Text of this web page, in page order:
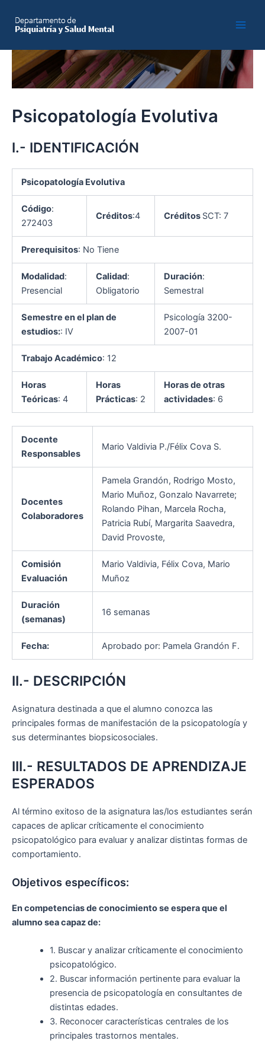
content
Psicopatología Evolutiva
I.- IDENTIFICACIÓN
Psicopatología Evolutiva
Código:
272403
Créditos:4 Créditos SCT: 7
Prerequisitos: No Tiene
Modalidad:
Presencial
Calidad:
Obligatorio
Duración:
Semestral
Semestre en el plan de
estudios:: IV
Psicología 3200-
2007-01
Trabajo Académico: 12
Horas
Teóricas: 4
Horas
Prácticas: 2
Horas de otras
actividades: 6
Docente
Responsables
Mario Valdivia P./Félix Cova S.
Docentes
Colaboradores
Pamela Grandón, Rodrigo Mosto,
Mario Muñoz, Gonzalo Navarrete;
Rolando Pihan, Marcela Rocha,
Patricia Rubí, Margarita Saavedra,
David Provoste,
Comisión
Evaluación
Mario Valdivia, Félix Cova, Mario
Muñoz
Duración
(semanas)
16 semanas
Fecha: Aprobado por: Pamela Grandón F.
II.- DESCRIPCIÓN
Asignatura destinada a que el alumno conozca las
principales formas de manifestación de la psicopatología y
sus determinantes biopsicosociales.
III.- RESULTADOS DE APRENDIZAJE
ESPERADOS
Al término exitoso de la asignatura las/los estudiantes serán
capaces de aplicar críticamente el conocimiento
psicopatológico para evaluar y analizar distintas formas de
comportamiento.
Objetivos específicos:
En competencias de conocimiento se espera que el
alumno sea capaz de:
1. Buscar y analizar críticamente el conocimiento
psicopatológico.
2. Buscar información pertinente para evaluar la
presencia de psicopatología en consultantes de
distintas edades.
3. Reconocer características centrales de los
principales trastornos mentales.